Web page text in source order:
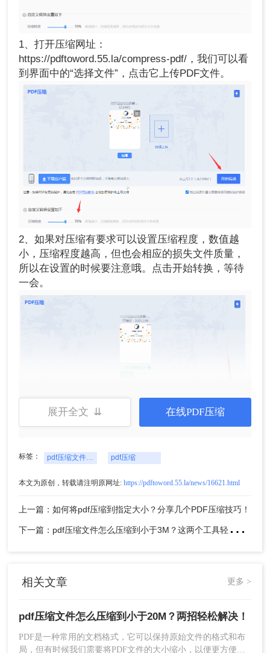
1、打开压缩网址：
https://pdftoword.55.la/compress-pdf/，我们可以看
到界面中的“选择文件”，点击它上传PDF文件。
2、如果对压缩有要求可以设置压缩程度，数值越
小，压缩程度越高，但也会相应的损失文件质量，
所以在设置的时候要注意哦。点击开始转换，等待
一会。
3、转换完成，点击下载即可。
方法二：使用PDF转换工具压缩PDF
全面的PDF转换工具将是一个更好的选择。以下是
使用转转大师PDF转换器具体操作步骤：
展开全文 ⇊ 在线PDF压缩
标签： pdf压缩文件怎么压缩到小于20M pdf压缩
本文为原创，转载请注明原网址: https://pdftoword.55.la/news/16621.html
上一篇：如何将pdf压缩到指定大小？分享几个PDF压缩技巧！
下
一篇：pdf压缩文件怎么压缩到小于3M？这两个工具轻松实现！
相关文章 更多 >
pdf压缩文件怎么压缩到小于20M？两招轻松解决！
PDF是一种常用的文档格式，它可以保持原始文件的格式和布
局，但有时候我们需要将PDF文件的大小缩小，以便更方便地